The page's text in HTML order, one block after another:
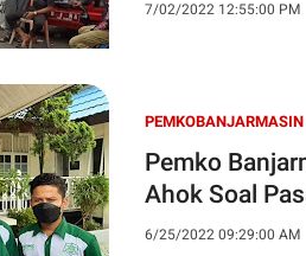
7/02/2022 12:55:00 PM
PEMKOBANJARMASIN
Pemko
Ahok Soal
6/25/2022 09:29:00 AM